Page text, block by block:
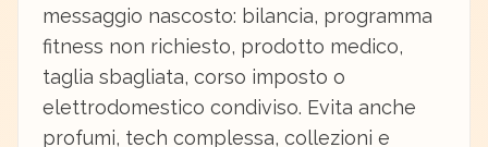
messaggio nascosto: bilancia, programma
fitness non richiesto, prodotto medico,
taglia sbagliata, corso imposto o
elettrodomestico condiviso. Evita anche
profumi, tech complessa, collezioni e